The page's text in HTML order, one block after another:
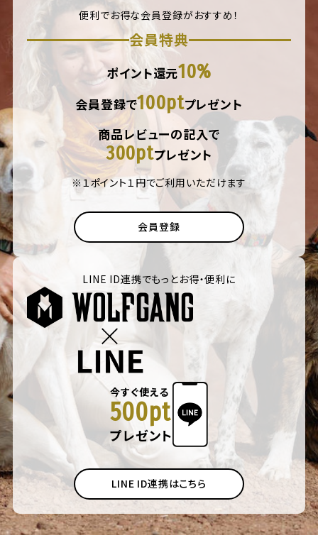
便利でお得な会員登録がおすすめ！
会員特典
ポイント還元10%
会員登録で100ptプレゼント
商品レビューの記入で
300ptプレゼント
※１ポイント１円でご利用いただけます
会員登録
LINE ID連携でもっとお得・便利に
今すぐ使える
500pt
プレゼント
LINE ID連携はこちら